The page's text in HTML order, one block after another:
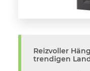
Reizvoller
trendigen